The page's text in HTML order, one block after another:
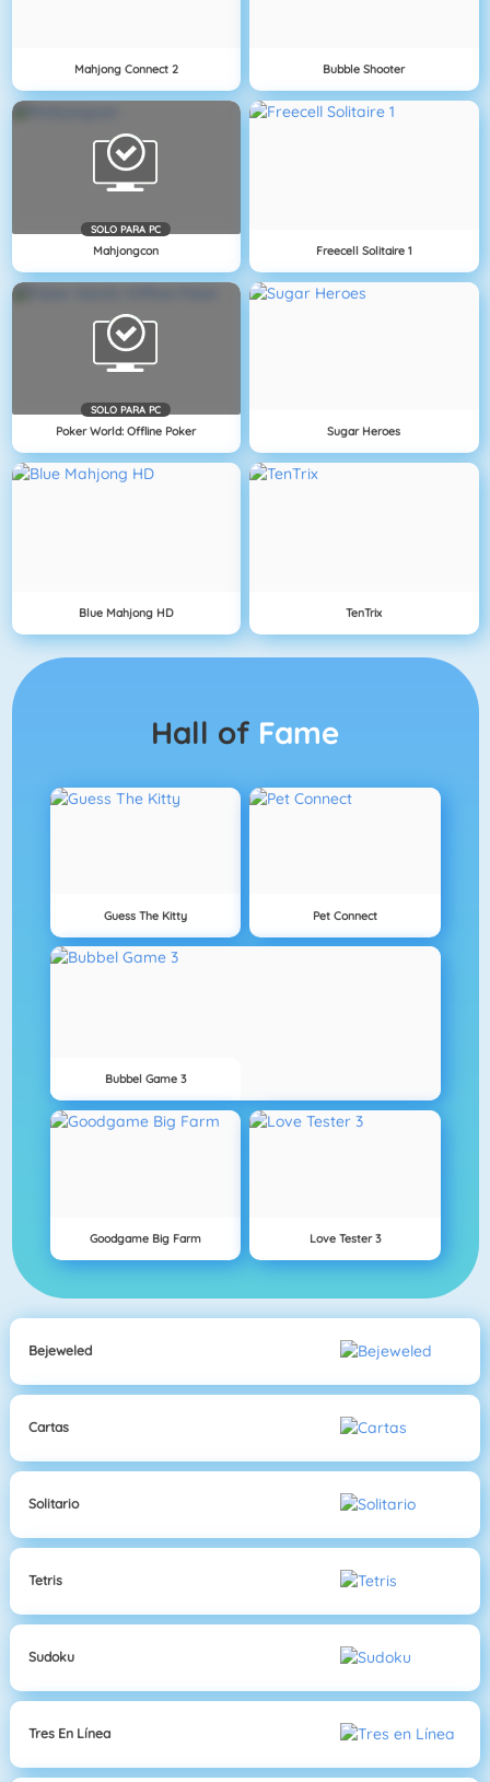
Mahjong Connect 2 Bubble Shooter
SOLO PARA PC
Mahjongcon Freecell Solitaire 1
SOLO PARA PC
Poker World: Offline Poker Sugar Heroes
Blue Mahjong HD TenTrix
Hall of Fame
Guess The Kitty Pet Connect
Bubbel Game 3
Goodgame Big Farm Love Tester 3
Bejeweled
Cartas
Solitario
Tetris
Sudoku
Tres En Línea